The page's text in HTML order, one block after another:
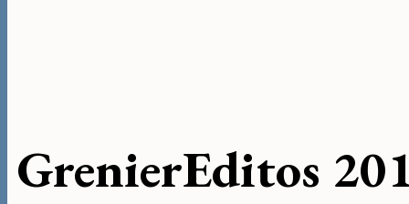
GrenierEditos